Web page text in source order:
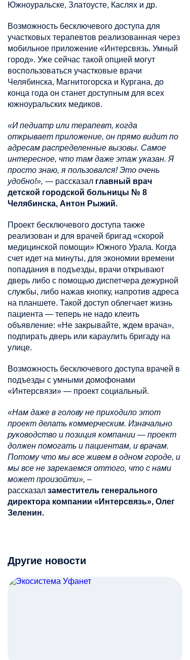
Южноуральске, Златоусте, Каслях и др.
Возможность бесключевого доступа для
участковых терапевтов реализованная через
мобильное приложение «Интерсвязь. Умный
город». Уже сейчас такой опцией могут
воспользоваться участковые врачи
Челябинска, Магнитогорска и Кургана, до
конца года он станет доступным для всех
южноуральских медиков.
«И педиатр или терапевт, когда
открывает приложение, он прямо видит по
адресам распределенные вызовы. Самое
интересное, что там даже этаж указан. Я
просто знаю, я пользовался! Это очень
удобно!», — рассказал главный врач
детской городской больницы № 8
Челябинска, Антон Рыжий.
Проект бесключевого доступа также
реализован и для врачей бригад «скорой
медицинской помощи» Южного Урала. Когда
счет идет на минуты, для экономии времени
попадания в подъезды, врачи открывают
дверь либо с помощью диспетчера дежурной
службы, либо нажав кнопку, напротив адреса
на планшете. Такой доступ облегчает жизнь
пациента — теперь не надо клеить
объявление: «Не закрывайте, ждем врача»,
подпирать дверь или караулить бригаду на
улице.
Возможность бесключевого доступа врачей в
подъезды с умными домофонами
«Интерсвязи» — проект социальный.
«Нам даже в голову не приходило этот
проект делать коммерческим. Изначально
руководство и позиция компании — проект
должен помогать и пациентам, и врачам.
Потому что мы все живем в одном городе, и
мы все не зарекаемся оттого, что с нами
может произойти», –
рассказал заместитель генерального
директора компании «Интерсвязь», Олег
Зеленин.
Другие новости